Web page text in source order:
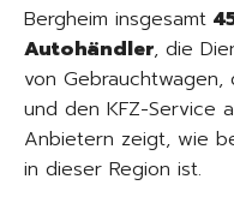
Bergheim insgesamt
Autohändler, die
von Gebrauchtwagen,
und den KFZ-Service
Anbietern zeigt, wie
in dieser Region ist.